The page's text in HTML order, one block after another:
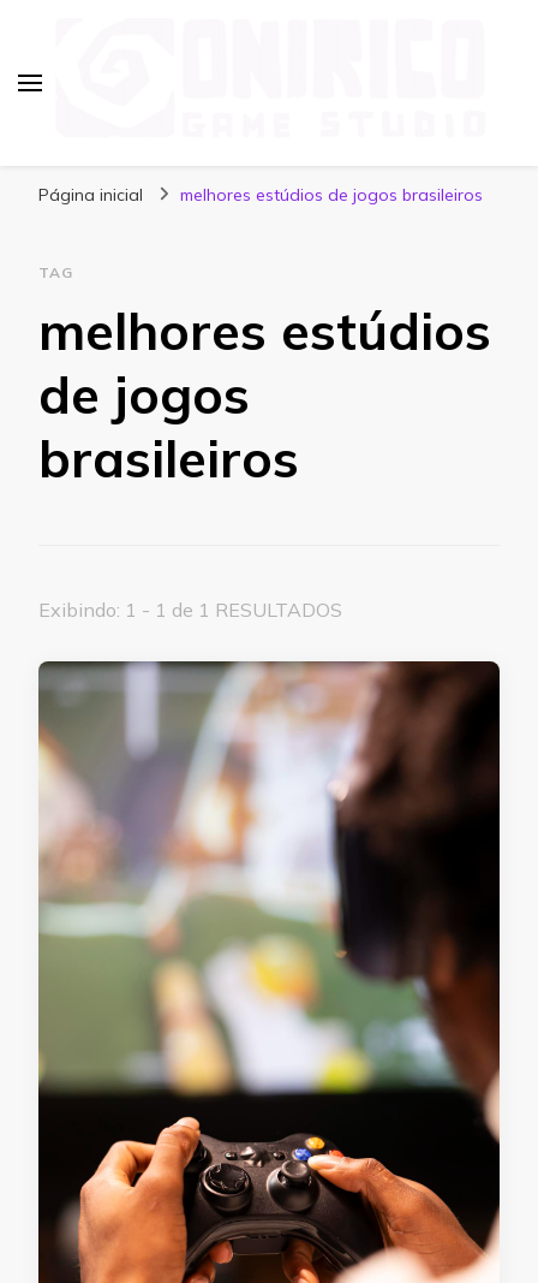
Página inicial melhores estúdios de jogos brasileiros
TAG
melhores estúdios
de jogos
brasileiros
Exibindo: 1 - 1 de 1 RESULTADOS